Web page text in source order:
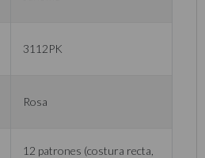
3112PK
Rosa
12 patrones (costura recta,